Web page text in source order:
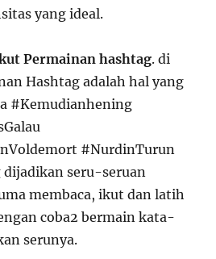
yang ideal.
Permainan hashtag. di
Hashtag adalah hal yang
#Kemudianhening
#NurdinTurun
seru-seruan
membaca, ikut dan latih
coba2 bermain kata-
serunya.